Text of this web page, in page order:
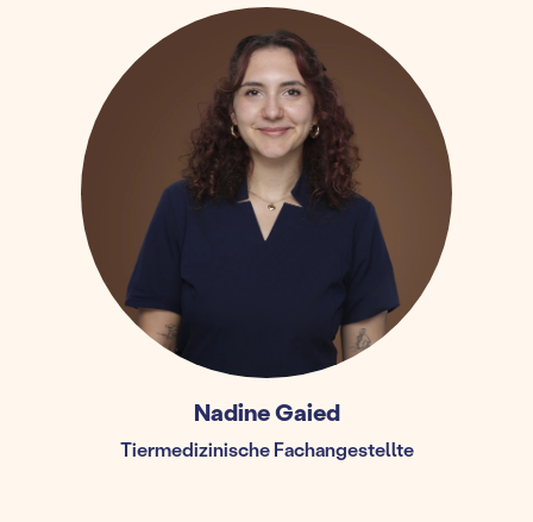
Nadine Gaied
Tiermedizinische Fachangestellte